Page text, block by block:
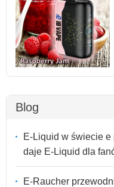
Blog
E-Liquid w świecie
daje E-Liquid dla
E-Raucher